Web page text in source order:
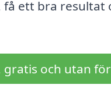
ett bra resultat
gratis och utan